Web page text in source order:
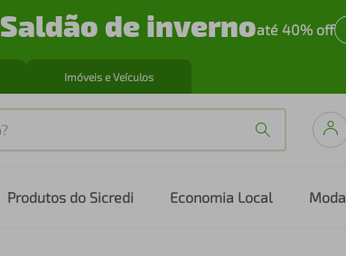
Saldão de invernoaté 40% off
Imóveis e Veículos
Produtos do Sicredi Economia Local Moda